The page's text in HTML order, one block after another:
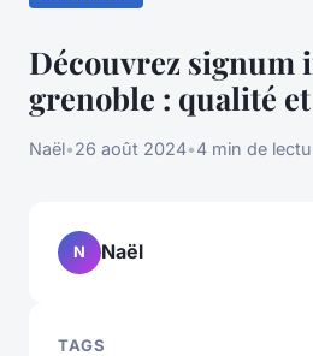
Découvrez signum
grenoble : qualité
Naël•26 août 2024•4 min de
N Naël
TAGS